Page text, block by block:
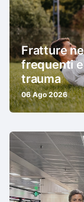
Fratture
frequenti
trauma
06 Ago 2026